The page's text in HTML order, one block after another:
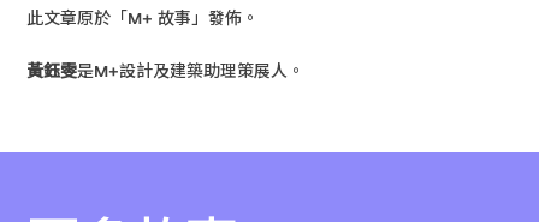
此文章原於「M+ 故事」發佈。
黃鈺雯是M+設計及建築助理策展人。